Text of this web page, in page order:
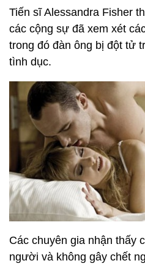
Tiến sĩ Alessandra Fisher
các cộng sự đã xem xét
trong đó đàn ông bị đột tử
tình dục.
Các chuyên gia nhận thấy
người và không gây chết